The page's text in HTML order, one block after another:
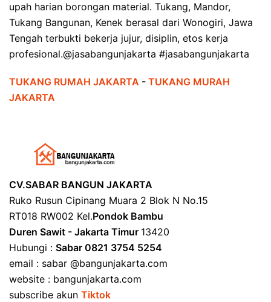
upah harian borongan material. Tukang, Mandor,
Tukang Bangunan, Kenek berasal dari Wonogiri, Jawa
Tengah terbukti bekerja jujur, disiplin, etos kerja
profesional.@jasabangunjakarta #jasabangunjakarta
TUKANG RUMAH JAKARTA - TUKANG MURAH
JAKARTA
CV.SABAR BANGUN JAKARTA
Ruko Rusun Cipinang Muara 2 Blok N No.15
RT018 RW002 Kel.Pondok Bambu
Duren Sawit - Jakarta Timur 13420
Hubungi : Sabar 0821 3754 5254
email : sabar @bangunjakarta.com
website : bangunjakarta.com
subscribe akun Tiktok